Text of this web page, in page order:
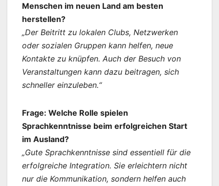
Menschen im neuen Land am besten
herstellen?
„Der Beitritt zu lokalen Clubs, Netzwerken
oder sozialen Gruppen kann helfen, neue
Kontakte zu knüpfen. Auch der Besuch von
Veranstaltungen kann dazu beitragen, sich
schneller einzuleben.“
Frage: Welche Rolle spielen
Sprachkenntnisse beim erfolgreichen Start
im Ausland?
„Gute Sprachkenntnisse sind essentiell für die
erfolgreiche Integration. Sie erleichtern nicht
nur die Kommunikation, sondern helfen auch